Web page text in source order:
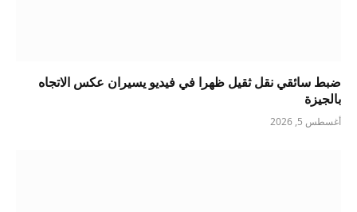
ضبط سائقي نقل ثقيل ظهرا في فيديو يسيران عكس الاتجاه
بالجيزة
أغسطس 5, 2026